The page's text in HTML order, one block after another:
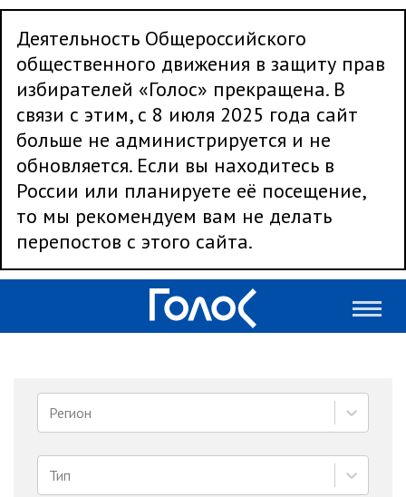
Деятельность Общероссийского
общественного движения в защиту прав
избирателей «Голос» прекращена. В
связи с этим, с 8 июля 2025 года сайт
больше не администрируется и не
обновляется. Если вы находитесь в
России или планируете её посещение,
то мы рекомендуем вам не делать
перепостов с этого сайта.
Регион
Тип